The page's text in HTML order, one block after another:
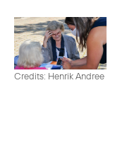
Credits: Henrik Andree